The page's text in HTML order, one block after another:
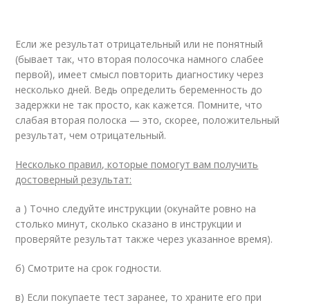
Если же результат отрицательный или не понятный
(бывает так, что вторая полосочка намного слабее
первой), имеет смысл повторить диагностику через
несколько дней. Ведь определить беременность до
задержки не так просто, как кажется. Помните, что
слабая вторая полоска — это, скорее, положительный
результат, чем отрицательный.
Несколько правил, которые помогут вам получить
достоверный результат:
а ) Точно следуйте инструкции (окунайте ровно на
столько минут, сколько сказано в инструкции и
проверяйте результат также через указанное время).
б) Смотрите на срок годности.
в) Если покупаете тест заранее, то храните его при